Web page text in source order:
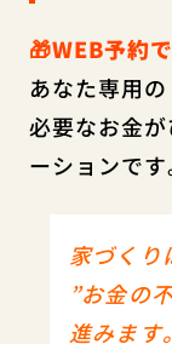
🎁WEB予約
あなた専用
必要なお金
ーションです
家づくり
”お金の
進みます。